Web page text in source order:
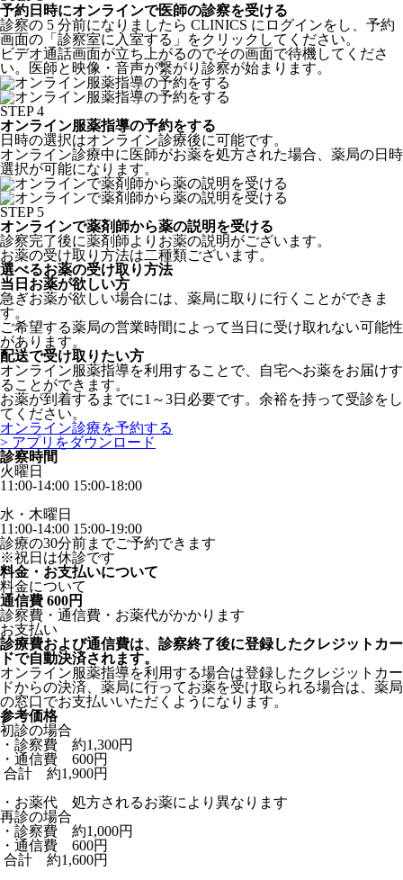
予約日時にオンラインで医師の診察を受ける
診察の 5 分前になりましたら CLINICS にログインをし、予約
画面の「診察室に入室する」をクリックしてください。
ビデオ通話画面が立ち上がるのでその画面で待機してくださ
い。医師と映像・音声が繋がり診察が始まります。
STEP 4
オンライン服薬指導の予約をする
日時の選択はオンライン診療後に可能です。
オンライン診療中に医師がお薬を処方された場合、薬局の日時
選択が可能になります。
STEP 5
オンラインで薬剤師から薬の説明を受ける
診察完了後に薬剤師よりお薬の説明がございます。
お薬の受け取り方法は二種類ございます。
選べるお薬の受け取り方法
当日お薬が欲しい方
急ぎお薬が欲しい場合には、薬局に取りに行くことができま
す。
ご希望する薬局の営業時間によって当日に受け取れない可能性
があります。
配送で受け取りたい方
オンライン服薬指導を利用することで、自宅へお薬をお届けす
ることができます。
お薬が到着するまでに1～3日必要です。余裕を持って受診をし
てください。
オンライン診療を予約する
> アプリをダウンロード
診察時間
火曜日
11:00-14:00 15:00-18:00
水・木曜日
11:00-14:00 15:00-19:00
診療の30分前までご予約できます
※祝日は休診です
料金・お支払いについて
料金について
通信費 600円
診察費・通信費・お薬代がかかります
お支払い
診療費および通信費は、診察終了後に登録したクレジットカー
ドで自動決済されます。
オンライン服薬指導を利用する場合は登録したクレジットカー
ドからの決済、薬局に行ってお薬を受け取られる場合は、薬局
の窓口でお支払いいただくようになります。
参考価格
初診の場合
・診察費 約1,300円
・通信費 600円
合計 約1,900円
・お薬代 処方されるお薬により異なります
再診の場合
・診察費 約1,000円
・通信費 600円
合計 約1,600円